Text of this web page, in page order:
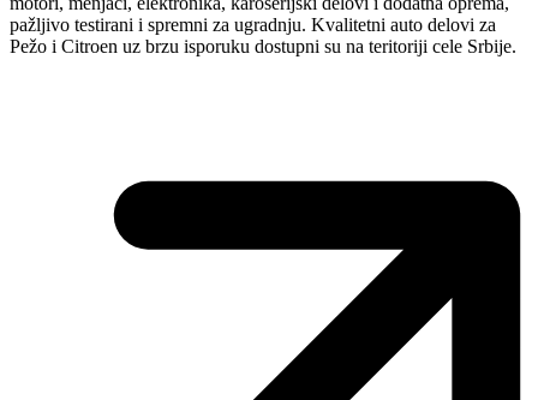
pažljivo testirani i spremni za ugradnju. Kvalitetni auto delovi za
Pežo i Citroen uz brzu isporuku dostupni su na teritoriji cele Srbije.